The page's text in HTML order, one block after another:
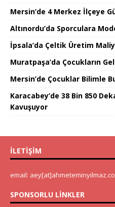
Mersin’de 4 Merkez İlçeye
Altınordu’da Sporculara
İpsala’da Çeltik Üretim
Muratpaşa’da Çocukların
Mersin’de Çocuklar Bilimle
Karacabey’de 38 Bin 850
Kavuşuyor
İLETIŞIM
email:
SPONSORLU LINKLER